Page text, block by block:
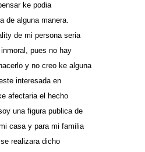
ke podia
de alguna manera.
de mi persona seria
pues no hay
y no creo ke alguna
interesada en
afectaria el hecho
una figura publica de
casa y para mi familia
realizara dicho